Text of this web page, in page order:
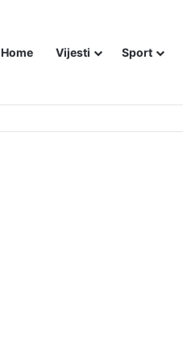
Home Vijesti Sport